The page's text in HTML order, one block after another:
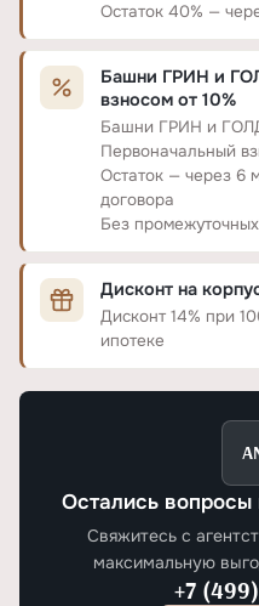
Остаток 40% —
Башни ГРИН и
взносом от 10%
Башни ГРИН и
Первоначальный
Остаток — через 6
договора
Без
Дисконт на
Дисконт 14% при
ипотеке
Остались вопросы
Свяжитесь с
максимальную
+7